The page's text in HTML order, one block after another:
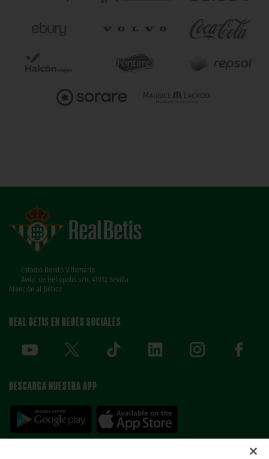
Estadio Benito Villamarín
Avda. de Heliópolis s/n, 41012 Sevilla
Atención al Bético
REAL BETIS EN REDES SOCIALES
DESCARGA NUESTRA APP